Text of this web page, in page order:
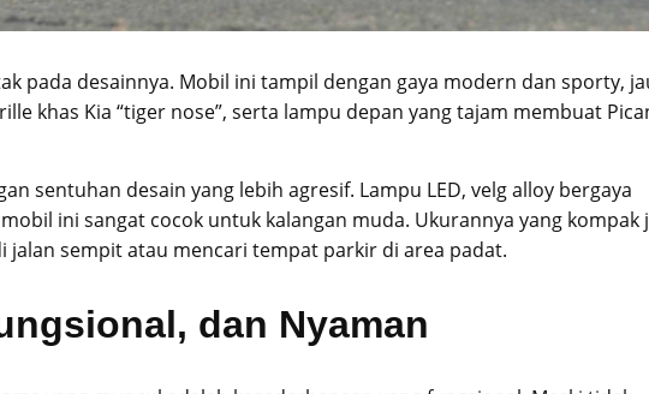
pada desainnya. Mobil ini tampil dengan gaya modern dan sporty,
khas Kia “tiger nose”, serta lampu depan yang tajam membuat
sentuhan desain yang lebih agresif. Lampu LED, velg alloy bergaya
ini sangat cocok untuk kalangan muda. Ukurannya yang kompak
sempit atau mencari tempat parkir di area padat.
dan Nyaman